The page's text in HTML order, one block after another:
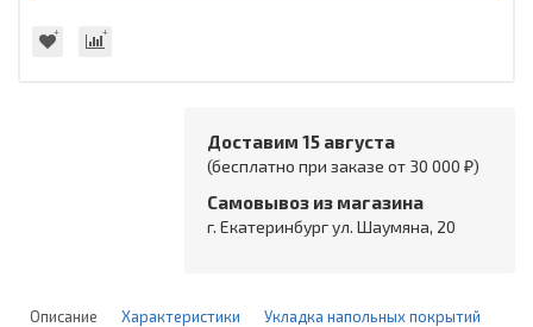
Доставим 15 августа
(бесплатно при заказе от 30 000 ₽)
Самовывоз из магазина
г. Екатеринбург ул. Шаумяна, 20
Описание Характеристики Укладка напольных покрытий